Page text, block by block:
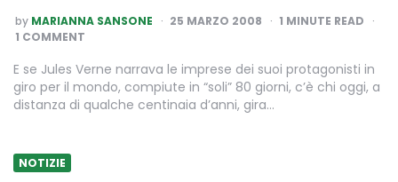
POSTED
BY
by MARIANNA SANSONE 25 MARZO 2008 1 MINUTE READ
1 COMMENT
E se Jules Verne narrava le imprese dei suoi protagonisti in
giro per il mondo, compiute in “soli” 80 giorni, c’è chi oggi, a
distanza di qualche centinaia d’anni, gira…
NOTIZIE